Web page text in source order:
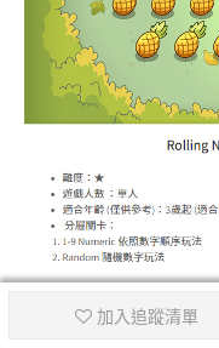
加入追蹤清單